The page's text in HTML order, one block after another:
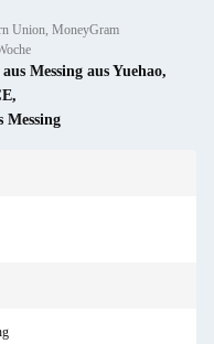
Union, MoneyGram
Messing aus Yuehao,
,
Messing